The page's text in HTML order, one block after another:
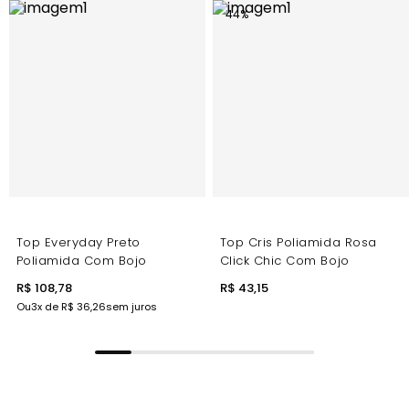
Top Everyday Preto
Poliamida Com Bojo
R$ 108,78
Ou3x deR$ 36,26sem juros
44%
Top Cris Poliamida Rosa
Click Chic Com Bojo
R$ 43,15